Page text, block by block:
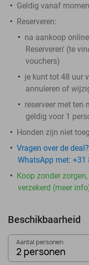
Geldig vanaf
Reserveren:
​na aankoop
Reserveren' (te
vouchers)
je kunt tot 48 uur
annuleren of
reserveer met ten
geldig voor 1
Honden zijn niet
Vragen over de
WhatsApp met: +31
Koop zonder
verzekerd (meer
Beschikbaarheid
Aantal personen:
2 personen